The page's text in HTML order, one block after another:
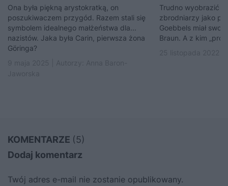
Ona była piękną arystokratką, on
poszukiwaczem przygód. Razem stali się
symbolem idealnego małżeństwa dla...
nazistów. Jaka była Carin, pierwsza żona
Göringa?
Trudno wyobrazić
zbrodniarzy jako
Goebbels miał
Braun. A z kim
KOMENTARZE (5)
Dodaj komentarz
Twój adres e-mail nie zostanie opublikowany.